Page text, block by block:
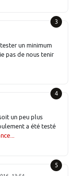
3
un minimum
pas de nous tenir
4
un peu plus
a été testé
5